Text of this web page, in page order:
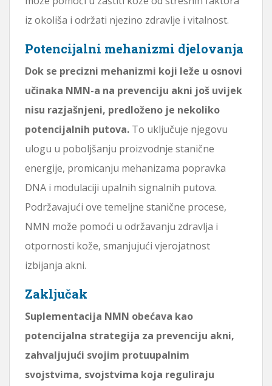
iz okoliša i održati njezino zdravlje i vitalnost.
Potencijalni mehanizmi djelovanja
Dok se precizni mehanizmi koji leže u osnovi
učinaka NMN-a na prevenciju akni još uvijek
nisu razjašnjeni, predloženo je nekoliko
potencijalnih putova. To uključuje njegovu
ulogu u poboljšanju proizvodnje stanične
energije, promicanju mehanizama popravka
DNA i modulaciji upalnih signalnih putova.
Podržavajući ove temeljne stanične procese,
NMN može pomoći u održavanju zdravlja i
otpornosti kože, smanjujući vjerojatnost
izbijanja akni.
Zaključak
Suplementacija NMN obećava kao
potencijalna strategija za prevenciju akni,
zahvaljujući svojim protuupalnim
svojstvima, svojstvima koja reguliraju